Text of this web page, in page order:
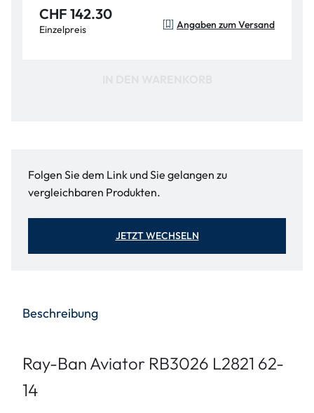
CHF 142.30
Einzelpreis Angaben zum Versand
Folgen Sie dem Link und Sie gelangen zu
vergleichbaren Produkten.
JETZT WECHSELN
Beschreibung
Ray-Ban Aviator RB3026 L2821 62-
14